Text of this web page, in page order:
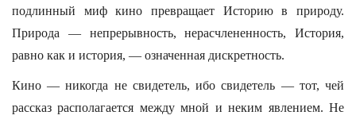
подлинный миф кино превращает Историю в природу.
Природа — непрерывность, нерасчлененность, История,
равно как и история, — означенная дискретность.
Кино — никогда не свидетель, ибо свидетель — тот, чей
рассказ располагается между мной и неким явлением. Не